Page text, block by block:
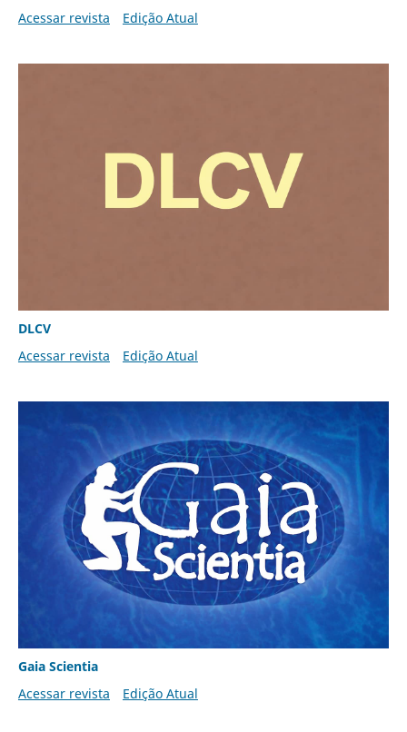
Acessar revista
Edição Atual
DLCV
Acessar revista
Edição Atual
Gaia Scientia
Acessar revista
Edição Atual